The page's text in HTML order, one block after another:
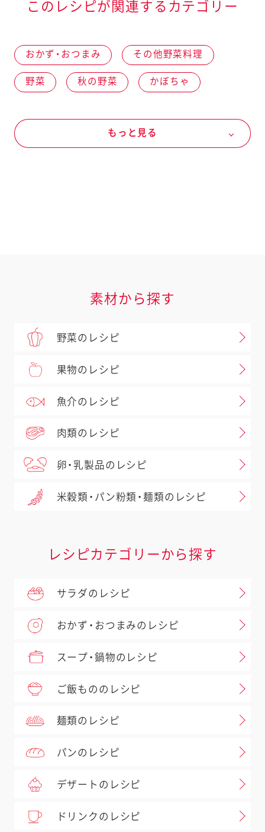
このレシピが関連するカテゴリー
おかず・おつまみ その他野菜料理
野菜 秋の野菜 かぼちゃ
レーズンもっと見る
素材から探す
野菜のレシピ
果物のレシピ
魚介のレシピ
肉類のレシピ
卵・乳製品のレシピ
米穀類・パン粉類・麺類のレシピ
レシピカテゴリーから探す
サラダのレシピ
おかず・おつまみのレシピ
スープ・鍋物のレシピ
ご飯もののレシピ
麺類のレシピ
パンのレシピ
デザートのレシピ
ドリンクのレシピ